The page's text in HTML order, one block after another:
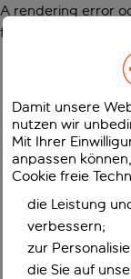
A rendering error
function
Damit unsere
nutzen wir
Mit Ihrer
anpassen
Cookie freie
die Leistung
verbessern;
zur
die Sie auf